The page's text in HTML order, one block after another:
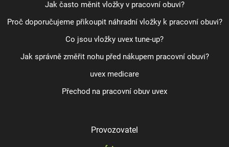
Jak často měnit vložky v pracovní obuvi?
Proč doporučujeme přikoupit náhradní vložky k pracovní obuvi?
Co jsou vložky uvex tune-up?
Jak správně změřit nohu před nákupem pracovní obuvi?
uvex medicare
Přechod na pracovní obuv uvex
Provozovatel